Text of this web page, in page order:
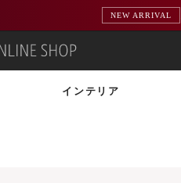
NEW ARRIVAL
インテリア